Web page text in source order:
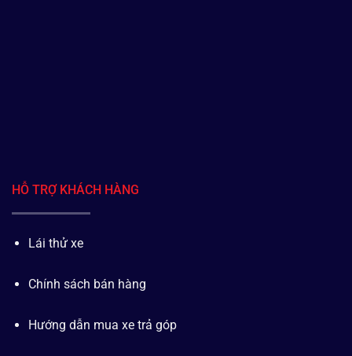
HỖ TRỢ KHÁCH HÀNG
Lái thử xe
Chính sách bán hàng
Hướng dẫn mua xe trả góp